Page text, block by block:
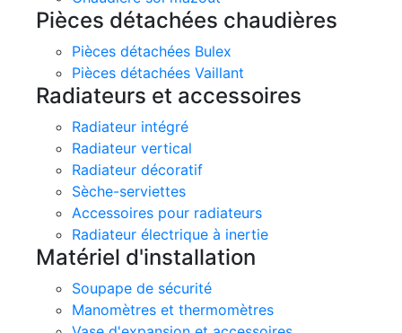
Pièces détachées chaudières
Pièces détachées Bulex
Pièces détachées Vaillant
Radiateurs et accessoires
Radiateur intégré
Radiateur vertical
Radiateur décoratif
Sèche-serviettes
Accessoires pour radiateurs
Radiateur électrique à inertie
Matériel d'installation
Soupape de sécurité
Manomètres et thermomètres